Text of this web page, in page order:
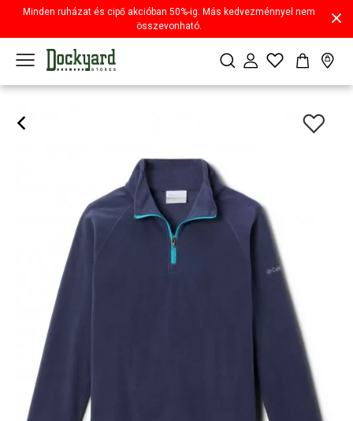
Minden ruházat és cipő akcióban 50%-ig. Más kedvezménnyel nem
összevonható.